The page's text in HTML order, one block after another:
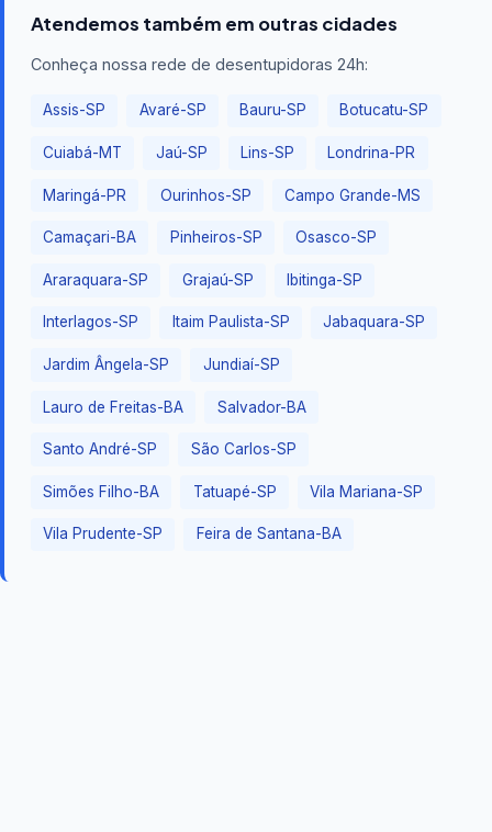
Atendemos também em outras cidades
Conheça nossa rede de desentupidoras 24h:
Assis-SP Avaré-SP Bauru-SP Botucatu-SP
Cuiabá-MT Jaú-SP Lins-SP Londrina-PR
Maringá-PR Ourinhos-SP Campo Grande-MS
Camaçari-BA Pinheiros-SP Osasco-SP
Araraquara-SP Grajaú-SP Ibitinga-SP
Interlagos-SP Itaim Paulista-SP Jabaquara-SP
Jardim Ângela-SP Jundiaí-SP
Lauro de Freitas-BA Salvador-BA
Santo André-SP São Carlos-SP
Simões Filho-BA Tatuapé-SP Vila Mariana-SP
Vila Prudente-SP Feira de Santana-BA